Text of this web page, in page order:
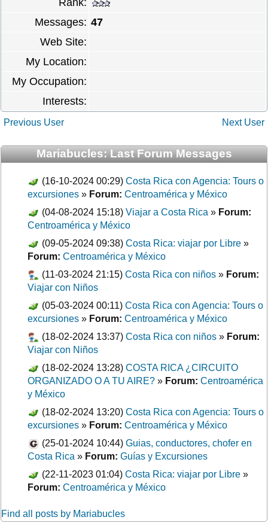
Rank:
Messages: 47
Web Site:
My Location:
My Occupation:
Interests:
Previous User Next User
Mariabucles: Last Forum Messages
(16-10-2024 00:29) Costa Rica con Agencia: Tours o
excursiones » Forum: Centroamérica y México
(04-08-2024 15:18) Viajar a Costa Rica » Forum:
Centroamérica y México
(09-05-2024 09:38) Costa Rica: viajar por Libre »
Forum: Centroamérica y México
(11-03-2024 21:15) Costa Rica con niños » Forum:
Viajar con Niños
(05-03-2024 00:11) Costa Rica con Agencia: Tours o
excursiones » Forum: Centroamérica y México
(18-02-2024 13:37) Costa Rica con niños » Forum:
Viajar con Niños
(18-02-2024 13:28) COSTA RICA ¿CIRCUITO
ORGANIZADO O A TU AIRE? » Forum: Centroamérica
y México
(18-02-2024 13:20) Costa Rica con Agencia: Tours o
excursiones » Forum: Centroamérica y México
(25-01-2024 10:44) Guias, conductores, chofer en
Costa Rica » Forum: Guías y Excursiones
(22-11-2023 01:04) Costa Rica: viajar por Libre »
Forum: Centroamérica y México
Find all posts by Mariabucles